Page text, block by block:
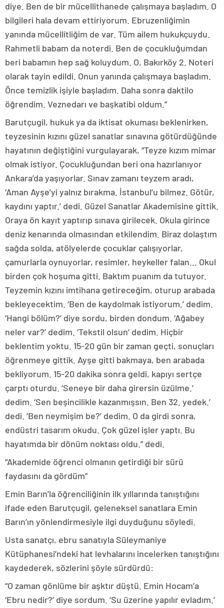
diye. Ben de bir mücellithanede çalışmaya başladım. O
bilgileri hala devam ettiriyorum. Ebruzenliğimin
yanında mücellitliğim de var. Tüm ailem hukukçuydu.
Rahmetli babam da noterdi. Ben de çocukluğumdan
beri babamın hep sağ koluydum. O, Bakırköy 2. Noteri
olarak tayin edildi. Onun yanında çalışmaya başladım.
Önce temizlik işiyle başladım. Daha sonra daktilo
öğrendim. Veznedarı ve başkatibi oldum.”
Barutçugil, hukuk ya da iktisat okuması beklenirken,
teyzesinin kızını güzel sanatlar sınavına götürdüğünde
hayatının değiştiğini vurgulayarak, “Teyze kızım mimar
olmak istiyor. Çocukluğundan beri ona hazırlanıyor
Ankara’da yaşıyorlar. Sınav zamanı teyzem aradı,
‘Aman Ayşe’yi yalnız bırakma. İstanbul’u bilmez. Götür,
kaydını yaptır.’ dedi. Güzel Sanatlar Akademisine gittik.
Oraya ön kayıt yaptırıp sınava girilecek. Okula girince
deniz kenarında olmasından etkilendim. Biraz dolaştım
sağda solda, atölyelerde çocuklar çalışıyorlar,
çamurlarla oynuyorlar, resimler, heykeller falan… Okul
birden çok hoşuma gitti. Baktım puanım da tutuyor.
Teyzemin kızını imtihana getireceğim, oturup arabada
bekleyecektim. ‘Ben de kaydolmak istiyorum.’ dedim.
‘Hangi bölüm?’ diye sordu, birden dondum. ‘Ağabey
neler var?’ dedim. ‘Tekstil olsun’ dedim. Hiçbir
beklentim yoktu. 15-20 gün bir zaman geçti, sonuçları
öğrenmeye gittik. Ayşe gitti bakmaya, ben arabada
bekliyorum. 15-20 dakika sonra geldi, kapıyı sertçe
çarptı oturdu. ‘Seneye bir daha girersin üzülme.’
dedim. ‘Sen beşincilikle kazanmışsın. Ben 32. yedek.’
dedi. ‘Ben neymişim be?’ dedim. O da girdi sonra,
endüstri tasarım okudu. Çok güzel işler yaptı. Bu
hayatımda bir dönüm noktası oldu.” dedi.
“Akademide öğrenci olmanın getirdiği bir sürü
faydasını da gördüm”
Emin Barın’la öğrenciliğinin ilk yıllarında tanıştığını
ifade eden Barutçugil, geleneksel sanatlara Emin
Barın’ın yönlendirmesiyle ilgi duyduğunu söyledi.
Usta sanatçı, ebru sanatıyla Süleymaniye
Kütüphanesi’ndeki hat levhalarını incelerken tanıştığını
kaydederek, sözlerini şöyle sürdürdü:
“O zaman gönlüme bir aşktır düştü. Emin Hocam’a
‘Ebru nedir?’ diye sordum. ‘Su üzerine yapılır evladım.’